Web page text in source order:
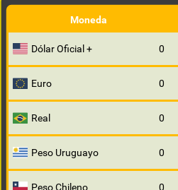
Moneda
Dólar Oficial + 0
Euro 0
Real 0
Peso Uruguayo 0
Peso Chileno 0